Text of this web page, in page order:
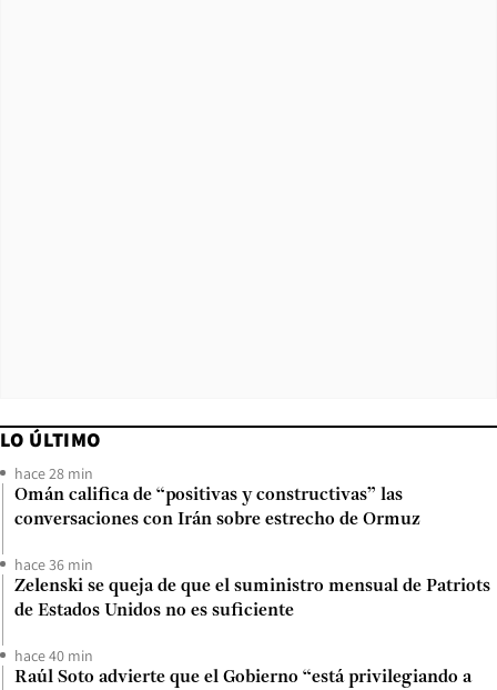
LO ÚLTIMO
hace 28 min
Omán califica de “positivas y constructivas” las
conversaciones con Irán sobre estrecho de Ormuz
hace 36 min
Zelenski se queja de que el suministro mensual de Patriots
de Estados Unidos no es suficiente
hace 40 min
Raúl Soto advierte que el Gobierno “está privilegiando a